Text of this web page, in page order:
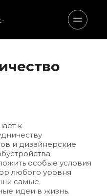
к
и дизайнерские
особые условия
любого уровня
самые
идеи в жизнь.